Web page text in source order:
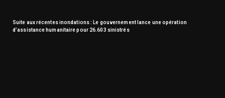
Suite aux récentes inondations : Le gouvernement lance une opération
d’assistance humanitaire pour 26.603 sinistrés